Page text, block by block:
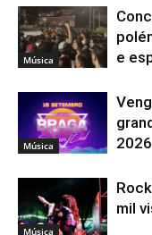
Música
e
Música
2026
Música
mil